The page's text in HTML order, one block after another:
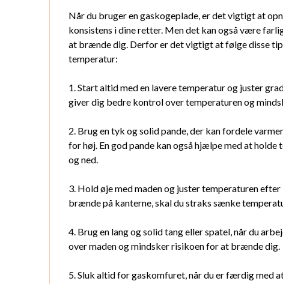
Når du bruger en gaskogeplade, er det vigtigt at
konsistens i dine retter. Men det kan også være
at brænde dig. Derfor er det vigtigt at følge disse
temperatur:
1. Start altid med en lavere temperatur og juster
giver dig bedre kontrol over temperaturen og
2. Brug en tyk og solid pande, der kan fordele
for høj. En god pande kan også hjælpe med at
og ned.
3. Hold øje med maden og juster temperaturen
brænde på kanterne, skal du straks sænke
4. Brug en lang og solid tang eller spatel, når du
over maden og mindsker risikoen for at brænde dig.
5. Sluk altid for gaskomfuret, når du er færdig med